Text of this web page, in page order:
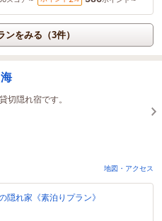
をみる（3件）
切隠れ宿です。
地図・アクセス
隠れ家《素泊りプラン》